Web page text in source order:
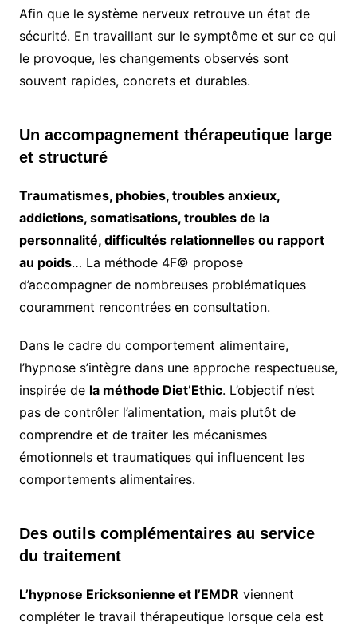
Afin que le système nerveux retrouve un état de
sécurité. En travaillant sur le symptôme et sur ce qui
le provoque, les changements observés sont
souvent rapides, concrets et durables.
Un accompagnement thérapeutique large
et structuré
Traumatismes, phobies, troubles anxieux,
addictions, somatisations, troubles de la
personnalité, difficultés relationnelles ou rapport
au poids… La méthode 4F© propose
d’accompagner de nombreuses problématiques
couramment rencontrées en consultation.
Dans le cadre du comportement alimentaire,
l’hypnose s’intègre dans une approche respectueuse,
inspirée de la méthode Diet’Ethic. L’objectif n’est
pas de contrôler l’alimentation, mais plutôt de
comprendre et de traiter les mécanismes
émotionnels et traumatiques qui influencent les
comportements alimentaires.
Des outils complémentaires au service
du traitement
L’hypnose Ericksonienne et l’EMDR viennent
compléter le travail thérapeutique lorsque cela est